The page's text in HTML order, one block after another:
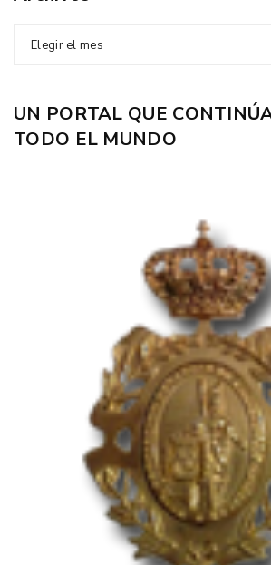
Elegir el mes
UN PORTAL QUE
TODO EL MUNDO